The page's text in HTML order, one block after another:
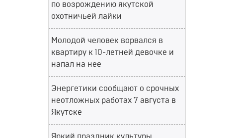
по возрождению якутской
охотничьей лайки
Молодой человек ворвался в
квартиру к 10-летней девочке и
напал на нее
Энергетики сообщают о срочных
неотложных работах 7 августа в
Якутске